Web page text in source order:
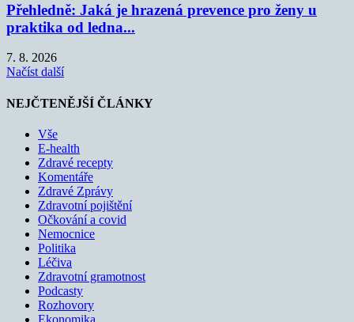
Přehledně: Jaká je hrazená prevence pro ženy u
praktika od ledna...
7. 8. 2026
Načíst další
NEJČTENĚJŠÍ ČLÁNKY
Vše
E-health
Zdravé recepty
Komentáře
Zdravé Zprávy
Zdravotní pojištění
Očkování a covid
Nemocnice
Politika
Léčiva
Zdravotní gramotnost
Podcasty
Rozhovory
Ekonomika